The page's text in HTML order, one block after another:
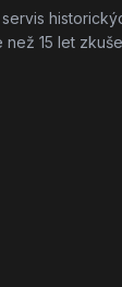
než 15 let